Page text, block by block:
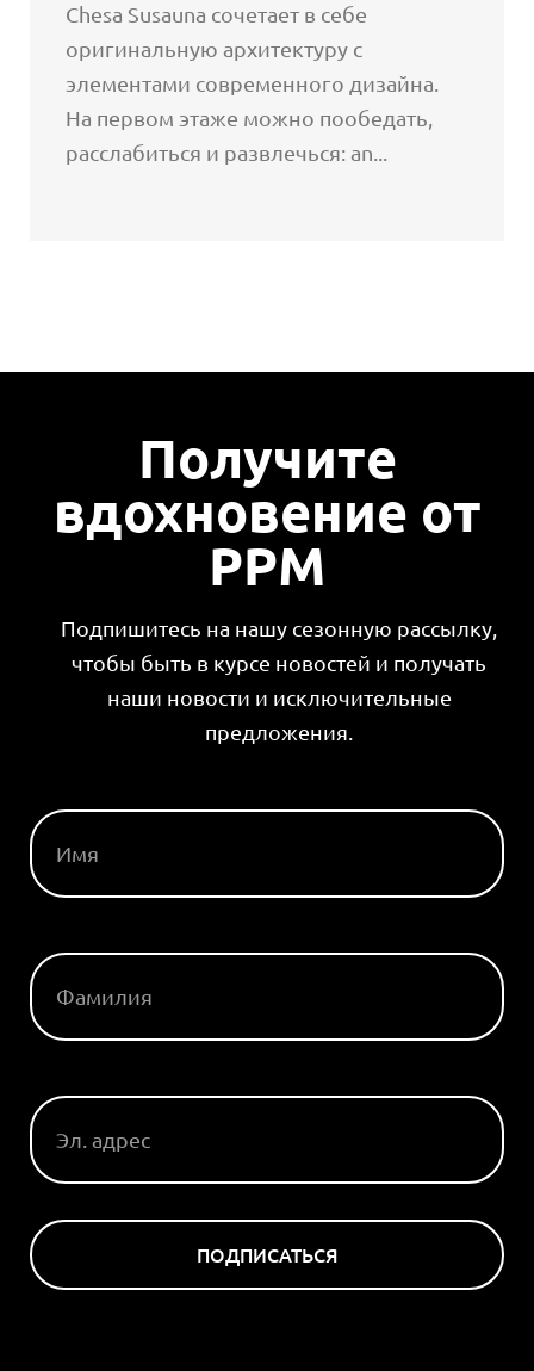
Chesa Susauna сочетает в себе
оригинальную архитектуру с
элементами современного дизайна.
На первом этаже можно пообедать,
расслабиться и развлечься: an...
Получите
вдохновение от
PPM
Подпишитесь на нашу сезонную рассылку,
чтобы быть в курсе новостей и получать
наши новости и исключительные
предложения.
ПОДПИСАТЬСЯ